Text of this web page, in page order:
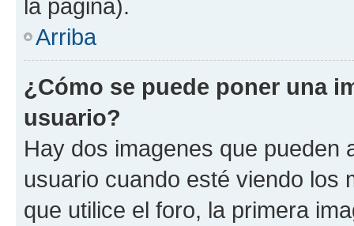
la página).
Arriba
¿Cómo se puede poner una
usuario?
Hay dos imagenes que pueden
usuario cuando esté viendo los
que utilice el foro, la primera